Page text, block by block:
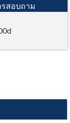
รสอบถาม